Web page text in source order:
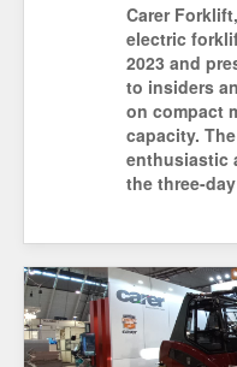
Carer
electric
2023 and
to insiders
on compact
capacity.
enthusiastic
the three-